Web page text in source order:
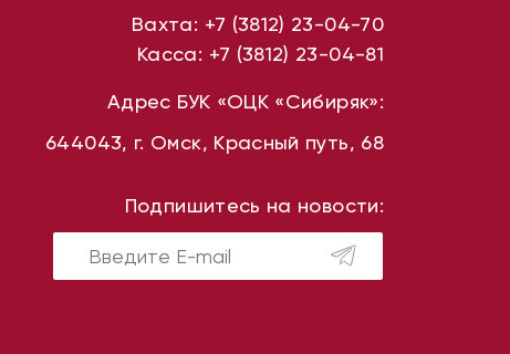
Вахта: +7 (3812) 23-04-70
Касса: +7 (3812) 23-04-81
Адрес БУК «ОЦК «Сибиряк»:
644043, г. Омск, Красный путь, 68
Подпишитесь на новости: